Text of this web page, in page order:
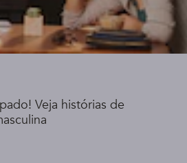
Veja histórias de